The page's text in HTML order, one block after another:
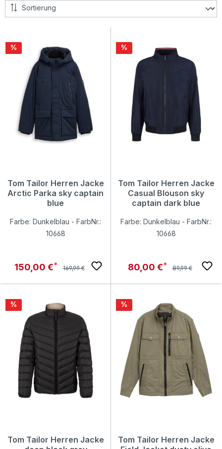
Rabatt
%
Tom Tailor Herren Jacke
Arctic Parka sky captain
blue
Farbe: Dunkelblau - FarbNr.:
10668
Verkaufspreis:
150,00 € Regulärer Preis:
169,99 €
Rabatt
%
Tom Tailor Herren Jacke
Casual Blouson sky
captain dark blue
Farbe: Dunkelblau - FarbNr.:
10668
Verkaufspreis:
80,00 € Regulärer Preis:
89,99 €
Rabatt
%
Tom Tailor Herren Jacke
Rabatt
%
Tom Tailor Herren Jacke